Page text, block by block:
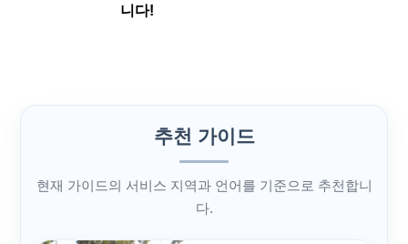
니다!
추천 가이드
현재 가이드의 서비스 지역과 언어를 기준으로 추천합니
다.